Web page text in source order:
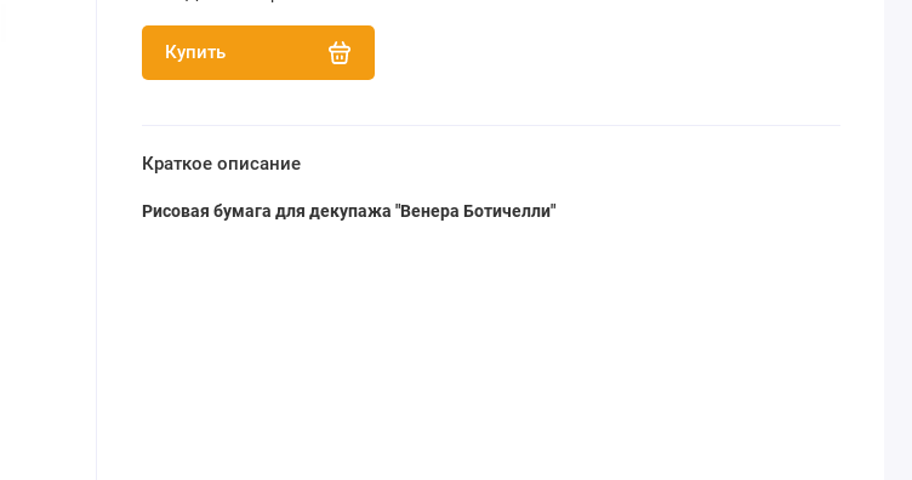
Купить
Краткое описание
Рисовая бумага для декупажа "Венера Ботичелли"